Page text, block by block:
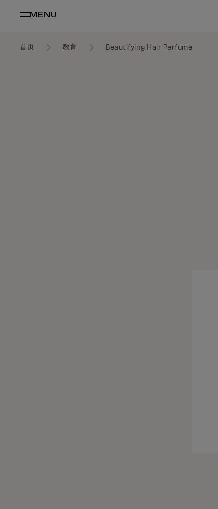
MENU
首页 教育 Beautifying Hair Perfume